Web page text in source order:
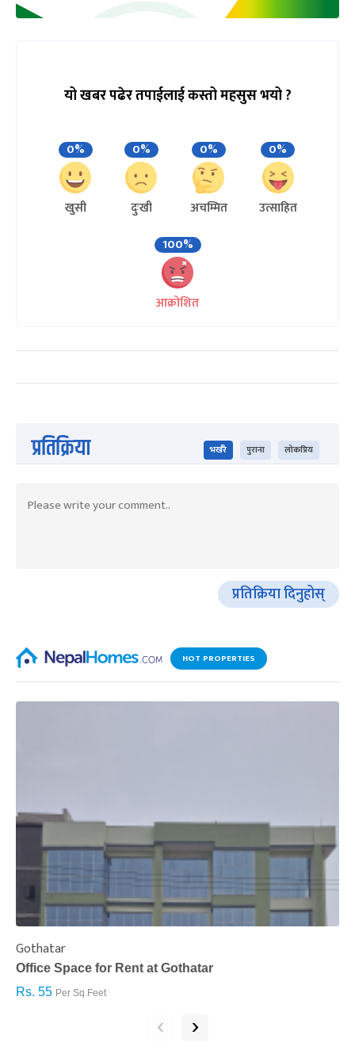
यो खबर पढेर तपाईलाई कस्तो महसुस भयो ?
0%
खुसी
0%
दुःखी
0%
अचम्मित
0%
उत्साहित
100%
आक्रोशित
प्रतिक्रिया भर्खरै पुराना लोकप्रिय
प्रतिक्रिया दिनुहोस्
HOT PROPERTIES
Gothatar
Office Space for Rent at Gothatar
Rs. 55 Per Sq.Feet
‹ ›